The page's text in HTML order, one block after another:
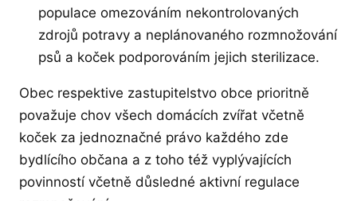
populace omezováním nekontrolovaných
zdrojů potravy a neplánovaného rozmnožování
psů a koček podporováním jejich sterilizace.
Obec respektive zastupitelstvo obce prioritně
považuje chov všech domácích zvířat včetně
koček za jednoznačné právo každého zde
bydlícího občana a z toho též vyplývajících
povinností včetně důsledné aktivní regulace